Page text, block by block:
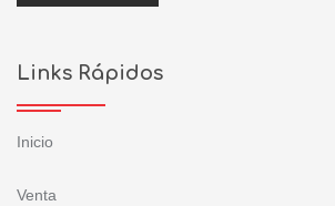
Links Rápidos
Inicio
Venta